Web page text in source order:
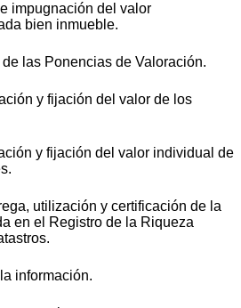
impugnación del valor
bien inmueble.
las Ponencias de Valoración.
y fijación del valor de los
y fijación del valor individual de
utilización y certificación de la
en el Registro de la Riqueza
información.